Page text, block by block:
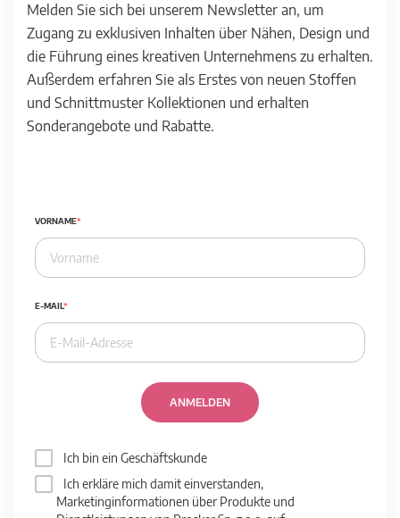
Melden Sie sich bei unserem Newsletter an, um
Zugang zu exklusiven Inhalten über Nähen, Design und
die Führung eines kreativen Unternehmens zu erhalten.
Außerdem erfahren Sie als Erstes von neuen Stoffen
und Schnittmuster Kollektionen und erhalten
Sonderangebote und Rabatte.
VORNAME
E-MAIL
ANMELDEN
Ich bin ein Geschäftskunde
Ich erkläre mich damit einverstanden,
Marketinginformationen über Produkte und